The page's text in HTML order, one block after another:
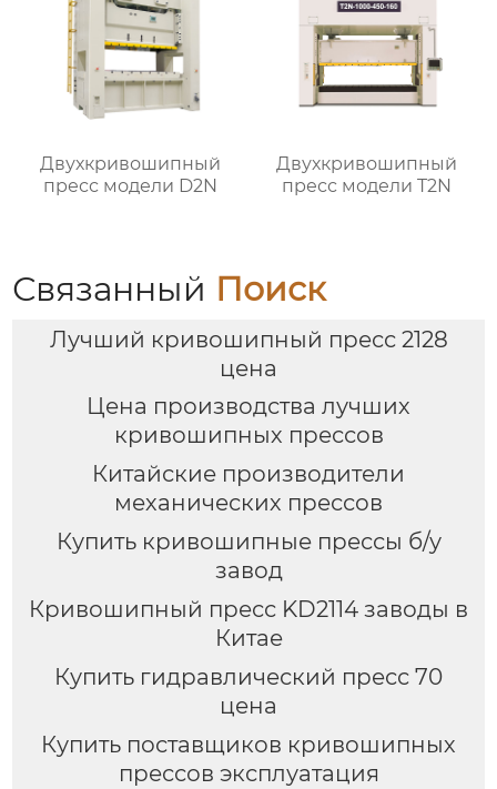
Двухкривошипный
пресс модели D2N
Двухкривошипный
пресс модели T2N
Связанный Поиск
Лучший кривошипный пресс 2128
цена
Цена производства лучших
кривошипных прессов
Китайские производители
механических прессов
Купить кривошипные прессы б/у
завод
Кривошипный пресс KD2114 заводы в
Китае
Купить гидравлический пресс 70
цена
Купить поставщиков кривошипных
прессов эксплуатация